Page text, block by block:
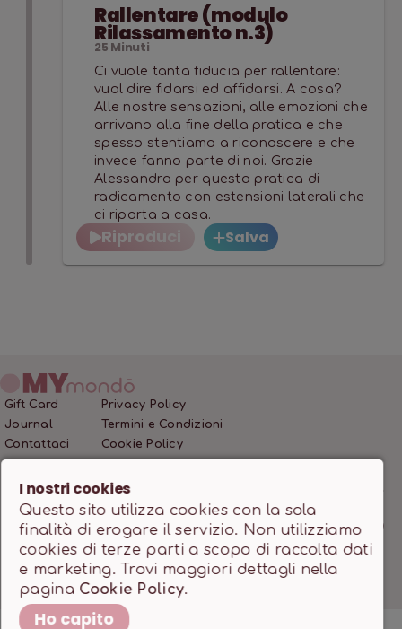
Rallentare (modulo
Rilassamento n.3)
25 Minuti
Ci vuole tanta fiducia per rallentare:
vuol dire fidarsi ed affidarsi. A cosa?
Alle nostre sensazioni, alle emozioni che
arrivano alla fine della pratica e che
spesso stentiamo a riconoscere e che
invece fanno parte di noi. Grazie
Alessandra per questa pratica di
radicamento con estensioni laterali che
ci riporta a casa.
Riproduci Salva
Gift Card
Journal
Contattaci
Privacy Policy
Termini e Condizioni
Cookie Policy
MONDO SSD SRL • P.IVA 12466200966 • Capitale Sociale
10.000,00 €
Powered by milanowebdesignstudio.it
I nostri cookies
Questo sito utilizza cookies con la sola
finalità di erogare il servizio. Non utilizziamo
cookies di terze parti a scopo di raccolta dati
e marketing. Trovi maggiori dettagli nella
pagina Cookie Policy.
Ho capito